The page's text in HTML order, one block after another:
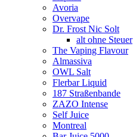
Avoria
Overvape
Dr. Frost Nic Solt
alt ohne Steuer
The Vaping Flavour
Almassiva
OWL Salt
Flerbar Liquid
187 Straßenbande
ZAZO Intense
Self Juice
Montreal